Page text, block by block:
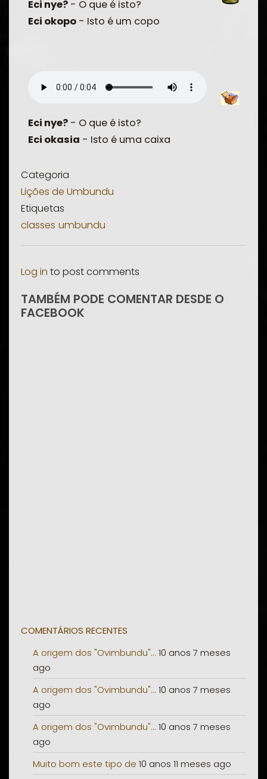
Eci nye? - O que é isto?
Eci okopo - Isto é um copo
Eci nye? - O que é isto?
Eci okasia - Isto é uma caixa
Categoria
Lições de Umbundu
Etiquetas
classes umbundu
Log in to post comments
TAMBÉM PODE COMENTAR DESDE O
FACEBOOK
COMENTÁRIOS RECENTES
A origem dos "Ovimbundu"... 10 anos 7 meses
ago
A origem dos "Ovimbundu"... 10 anos 7 meses
ago
A origem dos "Ovimbundu"... 10 anos 7 meses
ago
Muito bom este tipo de 10 anos 11 meses ago